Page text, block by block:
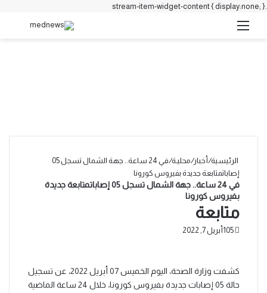
.stream-item-widget-content { display:none; }
القائمة
الرئيسية/أخبار/محليـة/
في 24 ساعة.. جهة الشمال تسجل 05
إصاباتمتابعة جديدة بفيروس كورونا
في 24 ساعة.. جهة الشمال تسجل 05 إصاباتمتابعة جديدة
بفيروس كورونا
متابعة
أبريل 7, 2022
كشفت وزارة الصحة، اليوم الخميس 07 أبريل 2022، عن تسجيل
حالة 05 إصابات جديدة بفيروس كورونا، خلال 24 ساعة الماضية